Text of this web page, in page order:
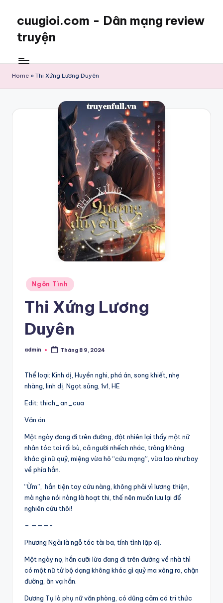
cuugioi.com - Dân mạng review
truyện
Home » Thi Xứng Lương Duyên
Posted
in
Ngôn Tình
Thi Xứng Lương
Duyên
Posted
admin Tháng 8 9, 2024
Thể loại: Kinh dị, Huyền nghi, phá án, song khiết, nhẹ
nhàng, linh dị, Ngọt sủng, 1v1, HE
Edit: thich_an_cua
Văn án
Một ngày đang đi trên đường, đột nhiên lại thấy một nữ
nhân tóc tai rối bù, cả người nhếch nhác, trông không
khác gì nữ quỷ, miệng vừa hô “cứu mạng”, vừa lao như bay
về phía hắn.
“Ừm”, hắn tiện tay cứu nàng, không phải vì lương thiện,
mà nghe nói nàng là hoạt thi, thế nên muốn lưu lại để
nghiên cứu thôi!
– ———-
Phương Ngải là ngỗ tác tài ba, tính tình lập dị.
Một ngày nọ, hắn cưỡi lừa đang đi trên đường về nhà thì
có một nữ tử bộ dạng không khác gì quỷ ma xông ra, chặn
đường, ăn vạ hắn.
Dương Tụ là phụ nữ văn phòng, có dũng cảm có tri thức